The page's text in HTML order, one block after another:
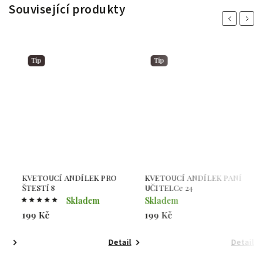
Související produkty
Previous
Tip
KVETOUCÍ ANDÍLEK PRO
ŠTESTÍ 8
Skladem
199 Kč
Detail
Tip
KVETOUCÍ ANDÍLEK PANÍ
UČITELCe 24
Skladem
199 Kč
Detail
Next